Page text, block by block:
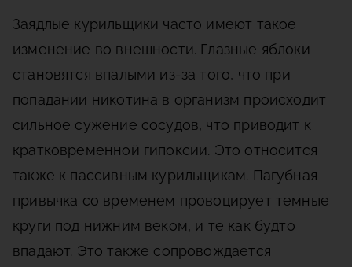
Заядлые курильщики часто имеют такое
изменение во внешности. Глазные яблоки
становятся впалыми из-за того, что при
попадании никотина в организм происходит
сильное сужение сосудов, что приводит к
кратковременной гипоксии. Это относится
также к пассивным курильщикам. Пагубная
привычка со временем провоцирует темные
круги под нижним веком, и те как будто
впадают. Это также сопровождается